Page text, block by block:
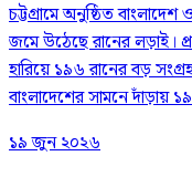
চট্টগ্রামে অনুষ্ঠিত বাংলাদেশ
জমে উঠেছে রানের লড়াই।
হারিয়ে ১৯৬ রানের বড়
বাংলাদেশের সামনে দাঁড়ায়
১৯ জুন ২০২৬